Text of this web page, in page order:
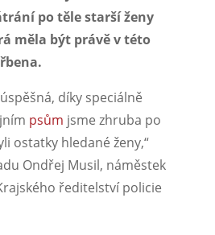
po těle starší ženy
měla být právě v této
díky speciálně
psům jsme zhruba po
ostatky hledané ženy,“
Ondřej Musil, náměstek
ředitelství policie